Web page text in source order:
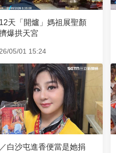
天「開爐」媽祖展聖顏
爆拱天宮
05/01 15:24
白沙屯進香便當是她捐